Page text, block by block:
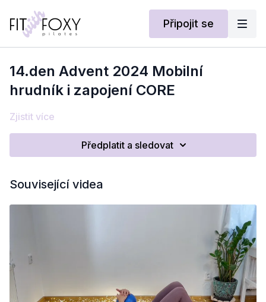
Připojit se
14.den Advent 2024 Mobilní
hrudník i zapojení CORE
Zjistit více
Předplatit a sledovat
Související videa